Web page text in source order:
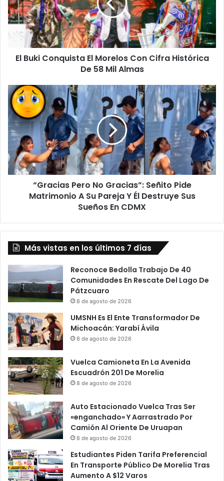
Morelos
Con
Cifra
Histórica
El Buki Conquista El Morelos Con Cifra Histórica
De 58 Mil Almas
“Gracias
Pero
No
Gracias”:
Señito
Pide
Matrimonio
A
Su
Sus
En
CDMX
“Gracias Pero No Gracias”: Señito Pide
Matrimonio A Su Pareja Y Él Destruye Sus
Sueños En CDMX
Más vistas en los últimos 7 días
Reconoce Bedolla Trabajo De 40
Comunidades En Rescate Del Lago De
Pátzcuaro
8 de agosto de 2026
UMSNH Es El Ente Transformador De
Michoacán: Yarabí Ávila
8 de agosto de 2026
Vuelca Camioneta En La Avenida
Escuadrón 201 De Morelia
8 de agosto de 2026
Auto Estacionado Vuelca Tras Ser
«enganchado» Y Aarrastrado Por
Camión Al Oriente De Uruapan
8 de agosto de 2026
Estudiantes Piden Tarifa Preferencial
En Transporte Público De Morelia Tras
Aumento A $12 Varos